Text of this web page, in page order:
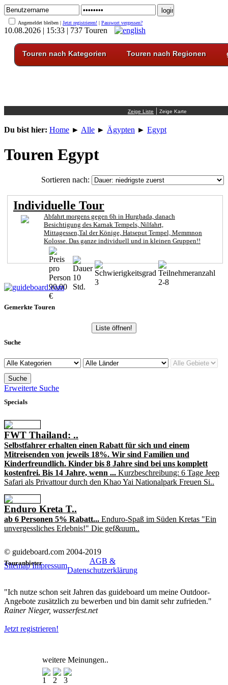
Angemeldet bleiben | Jetzt registrieren! | Passwort vergessen?
10.08.2026 | 15:33 | 737 Touren
Touren nach Kategorien Touren nach Regionen
|
Du bist hier: Home ► Alle ► Ägypten ► Egypt
Touren Egypt
Sortieren nach:
Individuelle Tour
Abfahrt morgens gegen 6h in Hurghada, danach
Besichtigung des Karnak Tempels, Nilfahrt,
Mittagessen,Tal der Könige, Hatseput Tempel, Memmnon
Kolosse. Das ganze individuell und in kleinen Gruppen!!
90,00
€
10
Std.
3 2-8
Gemerkte Touren
Liste öffnen!
Suche
Erweiterte Suche
Specials
FWT Thailand: ..
Selbstfahrer erhalten einen Rabatt für sich und einem
Mitreisenden von jeweils 18%. Wir sind Familien und
Kinderfreundlich. Kinder bis 8 Jahre sind bei uns komplett
kostenfrei. Bis 14 Jahre, wenn ... Kurzbeschreibung: 6 Tage Jeep
Safari als Privattour durch den Khao Yai Nationalpark Freuen Si..
Enduro Kreta T..
ab 6 Personen 5% Rabatt... Enduro-Spaß im Süden Kretas "Ein
unvergessliches Erlebnis!" Die gef&uum..
Touranbieter
"Ich nutze schon seit Jahren das guideboard um meine Outdoor-
Angebote zusätzlich zu bewerben und bin damit sehr zufrieden."
Rainer Nieger, wasserfest.net
Jetzt registrieren!
weitere Meinungen..
© guideboard.com 2004-2019
SitemapImpressum
AGB &
Datenschutzerklärung